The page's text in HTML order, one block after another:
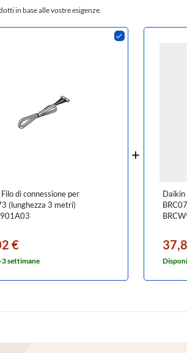
in base alle vostre esigenze.
di connessione per
(lunghezza 3 metri)
€
3 settimane
Daikin